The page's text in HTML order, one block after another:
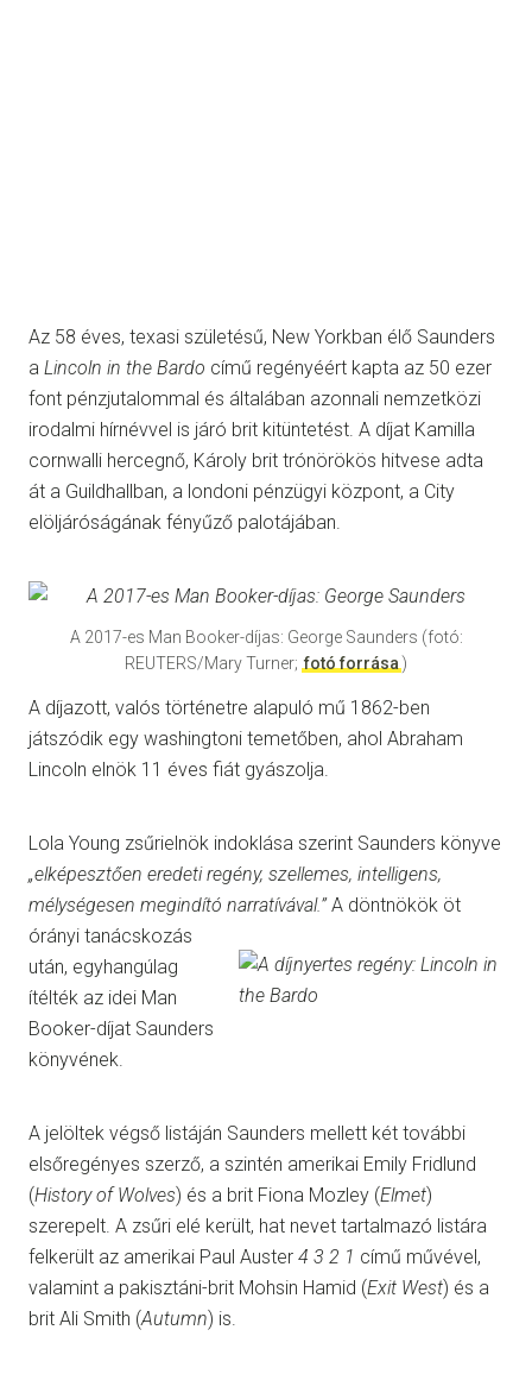
Az 58 éves, texasi születésű, New Yorkban élő Saunders
a Lincoln in the Bardo című regényéért kapta az 50 ezer
font pénzjutalommal és általában azonnali nemzetközi
irodalmi hírnévvel is járó brit kitüntetést. A díjat Kamilla
cornwalli hercegnő, Károly brit trónörökös hitvese adta
át a Guildhallban, a londoni pénzügyi központ, a City
elöljáróságának fényűző palotájában.
A 2017-es Man Booker-díjas: George Saunders (fotó:
REUTERS/Mary Turner; fotó forrása )
A díjazott, valós történetre alapuló mű 1862-ben
játszódik egy washingtoni temetőben, ahol Abraham
Lincoln elnök 11 éves fiát gyászolja.
Lola Young zsűrielnök indoklása szerint Saunders könyve
„elképesztően eredeti regény, szellemes, intelligens,
mélységesen megindító narratívával.”A döntnökök öt
órányi tanácskozás
után, egyhangúlag
ítélték az idei Man
Booker-díjat Saunders
könyvének.
A jelöltek végső listáján Saunders mellett két további
elsőregényes szerző, a szintén amerikai Emily Fridlund
(History of Wolves) és a brit Fiona Mozley (Elmet)
szerepelt. A zsűri elé került, hat nevet tartalmazó listára
felkerült az amerikai Paul Auster 4 3 2 1 című művével,
valamint a pakisztáni-brit Mohsin Hamid (Exit West) és a
brit Ali Smith (Autumn) is.